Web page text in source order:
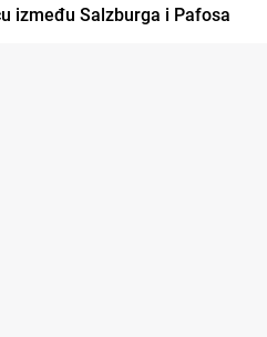
između Salzburga i Pafosa